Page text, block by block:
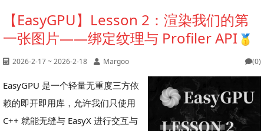
【EasyGPU】Lesson 2：渲染我们的第
一张图片——绑定纹理与 Profiler API
2026-2-17 ~ 2026-2-18 Margoo (0)
EasyGPU 是一个轻量无重度三方依
赖的即开即用库，允许我们只使用
C++ 就能无缝与 EasyX 进行交互与